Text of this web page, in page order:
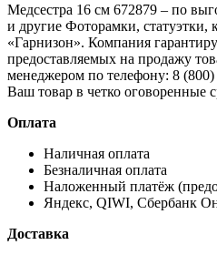
Медсестра 16 см 672879 – по
и другие Фоторамки, статуэтки,
«Гарнизон». Компания
предоставляемых на продажу
менеджером по телефону: 8
Ваш товар в четко оговоренные
Оплата
Наличная оплата
Безналичная оплата
Наложенный платёж
Яндекс, QIWI, Сбербанк
Доставка